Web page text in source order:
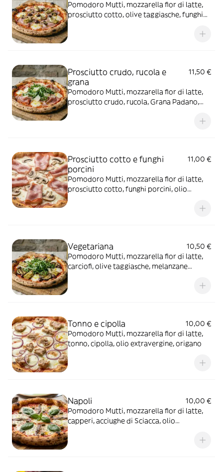
Pomodoro Mutti, mozzarella fior di latte,
prosciutto cotto, olive taggiasche, funghi
Prosciutto crudo, rucola e
grana
11,50 €
Pomodoro Mutti, mozzarella fior di latte,
prosciutto crudo, rucola, Grana Padano,
Prosciutto cotto e funghi
porcini
11,00 €
Pomodoro Mutti, mozzarella fior di latte,
prosciutto cotto, funghi porcini, olio
Vegetariana
10,50 €
Pomodoro Mutti, mozzarella fior di latte,
carciofi, olive taggiasche, melanzane
Tonno e cipolla
10,00 €
Pomodoro Mutti, mozzarella fior di latte,
tonno, cipolla, olio extravergine, origano
Napoli
10,00 €
Pomodoro Mutti, mozzarella fior di latte,
capperi, acciughe di Sciacca, olio